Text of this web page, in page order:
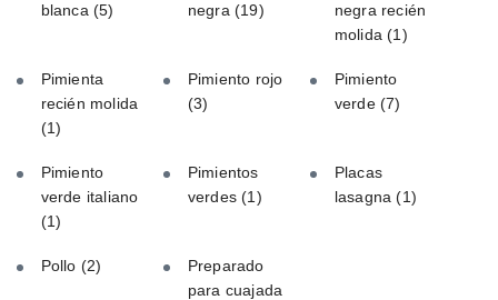
blanca (5)
negra (19)
negra recién
molida(1)
Pimienta
recién molida
(1)
Pimiento rojo
(3)
Pimiento
verde(7)
Pimiento
verde italiano
(1)
Pimientos
verdes(1)
Placas
lasagna(1)
Pollo (2)
Preparado
para cuajada